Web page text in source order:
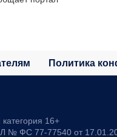
Политика
16+
№ ФС 77-77540 от